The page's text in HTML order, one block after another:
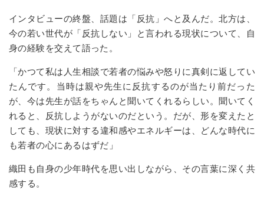
インタビューの終盤、話題は「反抗」へと及んだ。北方は、
今の若い世代が「反抗しない」と言われる現状について、自
身の経験を交えて語った。
「かつて私は人生相談で若者の悩みや怒りに真剣に返してい
たんです。当時は親や先生に反抗するのが当たり前だった
が、今は先生が話をちゃんと聞いてくれるらしい。聞いてく
れると、反抗しようがないのだという。だが、形を変えたと
しても、現状に対する違和感やエネルギーは、どんな時代に
も若者の心にあるはずだ」
織田も自身の少年時代を思い出しながら、その言葉に深く共
感する。